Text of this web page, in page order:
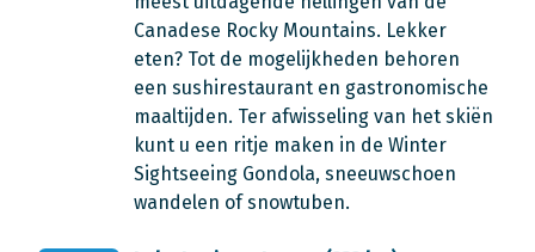
Canadese Rocky Mountains. Lekker
eten? Tot de mogelijkheden behoren
een sushirestaurant en gastronomische
maaltijden. Ter afwisseling van het skiën
kunt u een ritje maken in de Winter
Sightseeing Gondola, sneeuwschoen
wandelen of snowtuben.